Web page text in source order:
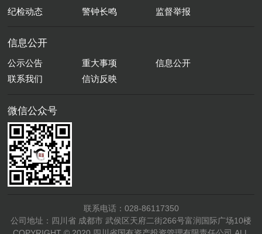
纪检动态 警钟长鸣 监督举报
信息公开
公示公告 重大事项
信息公开
联系我们
信访反映
微信公众号
联系电话：028-86117350
公司地址：四川省 成都市 武侯区天府二街266号富润国际广场10楼